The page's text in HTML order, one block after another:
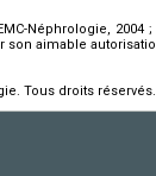
Néphrologie, 2004
son aimable
Tous droits réservés.